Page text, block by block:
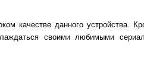
качестве данного устройства.
своими любимыми